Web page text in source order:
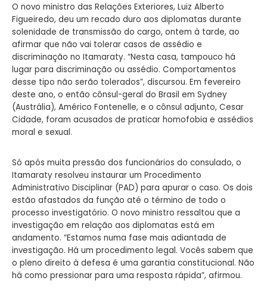
O novo ministro das Relações Exteriores, Luiz Alberto
Figueiredo, deu um recado duro aos diplomatas durante
solenidade de transmissão do cargo, ontem à tarde, ao
afirmar que não vai tolerar casos de assédio e
discriminação no Itamaraty. “Nesta casa, tampouco há
lugar para discriminação ou assédio. Comportamentos
desse tipo não serão tolerados”, discursou. Em fevereiro
deste ano, o então cônsul-geral do Brasil em Sydney
(Austrália), Américo Fontenelle, e o cônsul adjunto, Cesar
Cidade, foram acusados de praticar homofobia e assédios
moral e sexual.
Só após muita pressão dos funcionários do consulado, o
Itamaraty resolveu instaurar um Procedimento
Administrativo Disciplinar (PAD) para apurar o caso. Os dois
estão afastados da função até o término de todo o
processo investigatório. O novo ministro ressaltou que a
investigação em relação aos diplomatas está em
andamento. “Estamos numa fase mais adiantada de
investigação. Há um procedimento legal. Vocês sabem que
o pleno direito à defesa é uma garantia constitucional. Não
há como pressionar para uma resposta rápida”, afirmou.